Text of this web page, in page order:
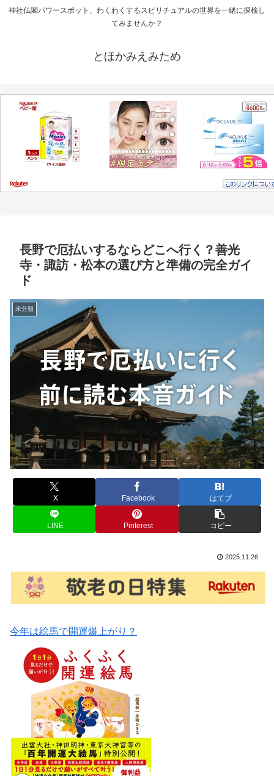
神社仏閣パワースポット、わくわくするスピリチュアルの世界を一緒に探検し
てみませんか？
とほかみえみため
長野で厄払いするならどこへ行く？善光
寺・諏訪・松本の選び方と準備の完全ガイ
ド
未分類
X Facebook はてブ
LINE Pinterest コピー
2025.11.26
今年は絵馬で開運爆上がり？